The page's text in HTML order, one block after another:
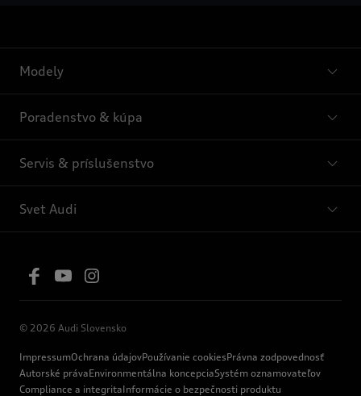
Modely
Poradenstvo & kúpa
Servis & príslušenstvo
Svet Audi
© 2026 Audi Slovensko
ImpressumOchrana údajovPoužívanie cookiesPrávna zodpovednosť
Autorské právaEnvironmentálna koncepciaSystém oznamovateľov
Compliance a integritaInformácie o bezpečnosti produktu